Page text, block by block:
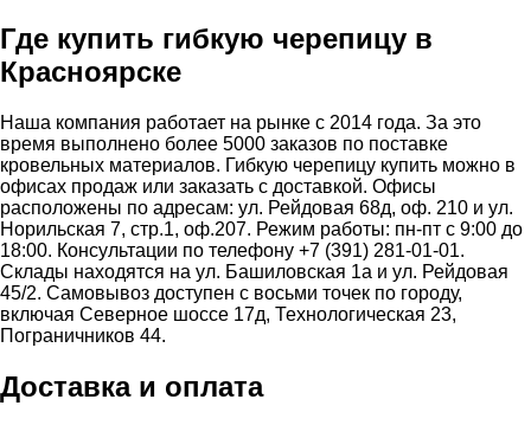
Где купить гибкую черепицу в
Красноярске
Наша компания работает на рынке с 2014 года. За это
время выполнено более 5000 заказов по поставке
кровельных материалов. Гибкую черепицу купить можно в
офисах продаж или заказать с доставкой. Офисы
расположены по адресам: ул. Рейдовая 68д, оф. 210 и ул.
Норильская 7, стр.1, оф.207. Режим работы: пн-пт с 9:00 до
18:00. Консультации по телефону +7 (391) 281-01-01.
Склады находятся на ул. Башиловская 1а и ул. Рейдовая
45/2. Самовывоз доступен с восьми точек по городу,
включая Северное шоссе 17д, Технологическая 23,
Пограничников 44.
Доставка и оплата